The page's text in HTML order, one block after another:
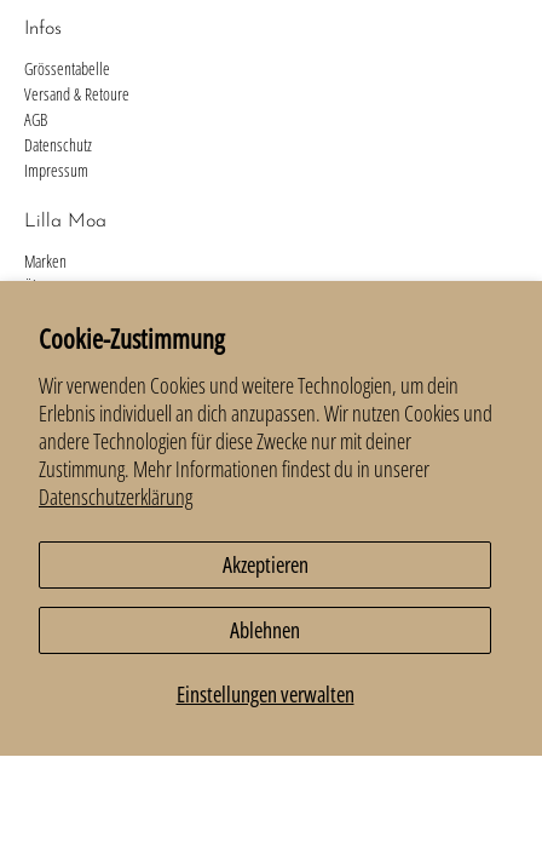
Cookie-Zustimmung
Wir verwenden Cookies und weitere Technologien, um dein
Erlebnis individuell an dich anzupassen. Wir nutzen Cookies und
andere Technologien für diese Zwecke nur mit deiner
Zustimmung. Mehr Informationen findest du in unserer
Datenschutzerklärung
Einstellungen verwalten
Akzeptieren
Ablehnen
Infos
Grössentabelle
Versand & Retoure
AGB
Datenschutz
Impressum
Lilla Moa
Marken
Über uns
Anmelden und 10 % erhalten.
E-Mail*